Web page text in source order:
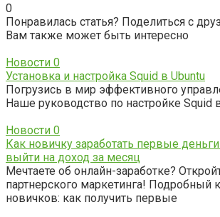
0
Понравилась статья? Поделиться с
Вам также может быть интересно
Новости 0
Установка и настройка Squid в Ubuntu
Погрузись в мир эффективного
Наше руководство по настройке Squid
Новости 0
Как новичку заработать первые
выйти на доход за месяц
Мечтаете об онлайн-заработке?
партнерского маркетинга! Подробный
новичков: как получить первые